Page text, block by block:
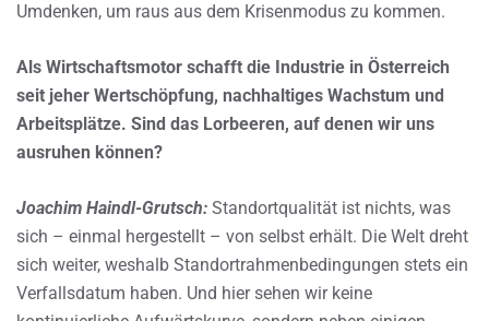
Umdenken, um raus aus dem Krisenmodus zu kommen.
Als Wirtschaftsmotor schafft die Industrie in Österreich
seit jeher Wertschöpfung, nachhaltiges Wachstum und
Arbeitsplätze. Sind das Lorbeeren, auf denen wir uns
ausruhen können?
Joachim Haindl-Grutsch: Standortqualität ist nichts, was
sich – einmal hergestellt – von selbst erhält. Die Welt dreht
sich weiter, weshalb Standortrahmenbedingungen stets ein
Verfallsdatum haben. Und hier sehen wir keine